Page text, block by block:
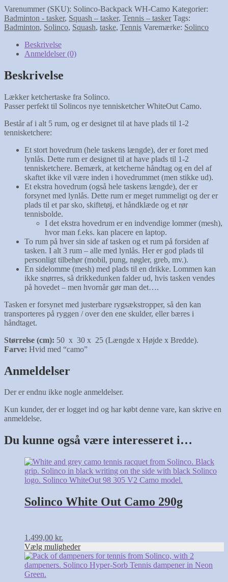
Varenummer (SKU): Solinco-Backpack WH-Camo Kategorier:
Badminton - tasker, Squash – tasker, Tennis – tasker Tags:
Badminton, Solinco, Squash, taske, Tennis Varemærke: Solinco
Beskrivelse
Anmeldelser (0)
Beskrivelse
Lækker ketchertaske fra Solinco.
Passer perfekt til Solincos nye tennisketcher WhiteOut Camo.
Består af i alt 5 rum, og er designet til at have plads til 1-2
tennisketchere:
Et stort hovedrum (hele taskens længde), der er foret med
lynlås. Dette rum er designet til at have plads til 1-2
tennisketchere. Bemærk, at ketcherne håndtag og en del af
skaftet ikke vil være inden i hovedrummet (men stikke ud).
Et ekstra hovedrum (også hele taskens længde), der er
forsynet med lynlås. Dette rum er meget rummeligt og der er
plads til et par sko, skiftetøj, et håndklæde og et rør
tennisbolde.
I det ekstra hovedrum er en indvendige lommer (mesh),
hvor man f.eks. kan placere en laptop.
To rum på hver sin side af tasken og et rum på forsiden af
tasken. I alt 3 rum – alle med lynlås. Her er god plads til
personligt tilbehør (mobil, pung, nøgler, greb, mv.).
En sidelomme (mesh) med plads til en drikke. Lommen kan
ikke snørres, så drikkedunken falder ud, hvis tasken vendes
på hovedet – men hvornår gør man det….
Tasken er forsynet med justerbare rygsækstropper, så den kan
transporteres på ryggen / over den ene skulder, eller bæres i
håndtaget.
Størrelse (cm): 50 x 30 x 25 (Længde x Højde x Bredde).
Farve: Hvid med “camo”
Anmeldelser
Der er endnu ikke nogle anmeldelser.
Kun kunder, der er logget ind og har købt denne vare, kan skrive en
anmeldelse.
Du kunne også være interesseret i…
Solinco White Out Camo 290g
1.499,00 kr.
Vælg muligheder
Dette
vare
har
varianter.
Mulighederne
på
varesiden